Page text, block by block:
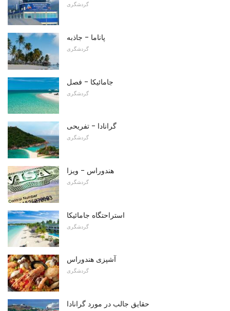
گردشگری
پاناما - جاذبه
گردشگری
جامائیکا - فصل
گردشگری
گرانادا - تفریحی
گردشگری
هندوراس - ویزا
گردشگری
استراحتگاه جامائیکا
گردشگری
آشپزی هندوراس
گردشگری
حقایق جالب در مورد گرانادا